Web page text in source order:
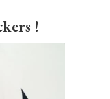
la question.
!